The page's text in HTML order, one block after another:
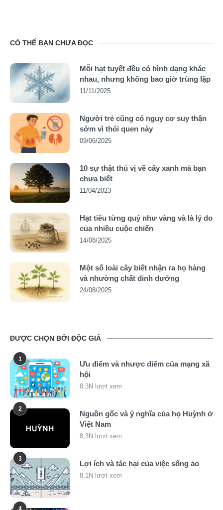
CÓ THỂ BẠN CHƯA ĐỌC
Mỗi hạt tuyết đều có hình dạng khác
nhau, nhưng không bao giờ trùng lặp
11/11/2025
Người trẻ cũng có nguy cơ suy thận
sớm vì thói quen này
09/06/2025
10 sự thật thú vị về cây xanh mà bạn
chưa biết
11/04/2023
Hạt tiêu từng quý như vàng và là lý do
của nhiều cuộc chiến
14/08/2025
Một số loài cây biết nhận ra họ hàng
và nhường chất dinh dưỡng
24/08/2025
ĐƯỢC CHỌN BỞI ĐỘC GIẢ
1
Ưu điểm và nhược điểm của mạng xã
hội
8,3N lượt xem
2
Nguồn gốc và ý nghĩa của họ Huỳnh ở
Việt Nam
8,3N lượt xem
3
Lợi ích và tác hại của việc sống ảo
8,1N lượt xem
4